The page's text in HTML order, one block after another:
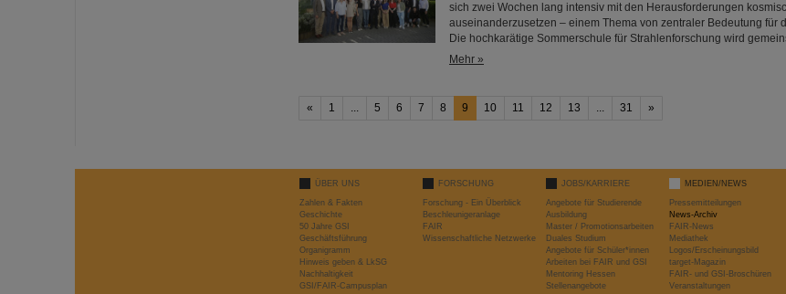
sich zwei Wochen lang intensiv mit den Herausforderungen
auseinanderzusetzen – einem Thema von zentraler Bedeutung für
Die hochkarätige Sommerschule für Strahlenforschung wird
Mehr »
« 1 ... 5 6 7 8 9 10 11 12 13 ... 31 »
ÜBER UNS
Zahlen & Fakten
Geschichte
50 Jahre GSI
Geschäftsführung
Organigramm
Hinweis geben & LkSG
Nachhaltigkeit
GSI/FAIR-Campusplan
FORSCHUNG
Forschung - Ein Überblick
Beschleunigeranlage
FAIR
Wissenschaftliche Netzwerke
JOBS/KARRIERE
Angebote für Studierende
Ausbildung
Master / Promotionsarbeiten
Duales Studium
Angebote für Schüler*innen
Arbeiten bei FAIR und GSI
Mentoring Hessen
Stellenangebote
MEDIEN/NEWS
Pressemitteilungen
News-Archiv
FAIR-News
Mediathek
Logos/Erscheinungsbild
target-Magazin
FAIR- und GSI-Broschüren
Veranstaltungen